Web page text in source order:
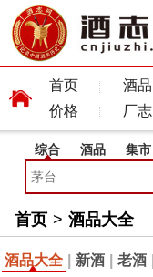
首页 酒品
价格
厂志
综合 酒品 集市
首页 > 酒品大全
酒品大全 新酒 老酒